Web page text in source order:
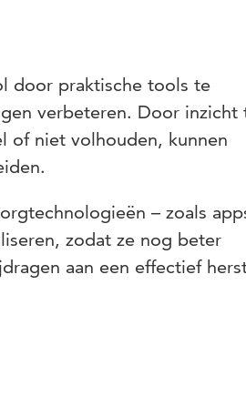
door praktische tools te
verbeteren. Door inzicht
of niet volhouden, kunnen
– zoals
zodat ze nog beter
aan een effectief